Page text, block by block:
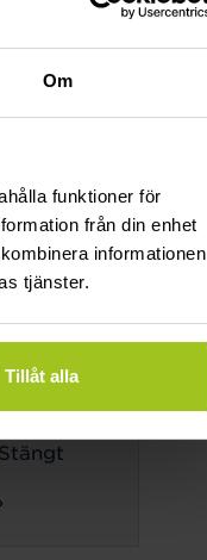
Om
funktioner för
från din enhet
informationen
tjänster.
Tillåt alla